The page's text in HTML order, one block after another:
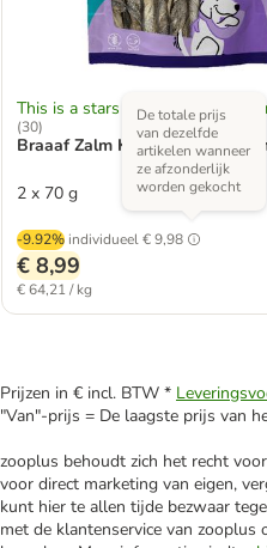
This is a stars rating area from
(30)
Braaaf Zalm Kauwrollen - 12
2 x 70 g
-9.92% individueel€ 9,98
De totale prijs
van dezelfde
artikelen wanneer
ze afzonderlijk
worden gekocht
€ 8,99
€ 64,21 / kg
Prijzen in € incl. BTW *
"Van"-prijs = De laagste prijs van
zooplus behoudt zich het recht
voor direct marketing van eigen,
kunt hier te allen tijde bezwaar
met de klantenservice van